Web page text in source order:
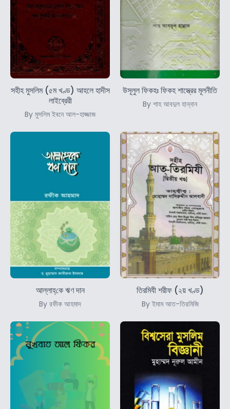
সহীহ মুসলিম (৫ম খণ্ড) আহলে হাদীস
লাইব্রেরী
By মুসলিম ইবনে আল-হাজ্জাজ
উসূলুল ফিকহঃ ফিকহ শাস্ত্রের মূলনীতি
By শাহ আবদুল হান্নান
আল্লাহ্‌কে ঋণ দান
By রফীক আহমাদ
তিরমিযী শরীফ (২য় খণ্ড)
By ইমাম আত-তিরমিজি